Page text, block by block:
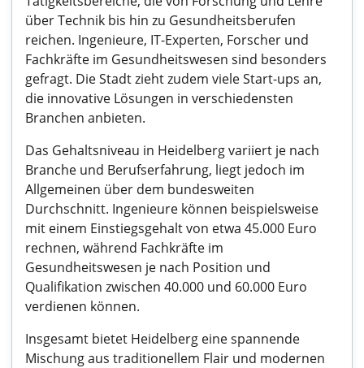
über Technik bis hin zu Gesundheitsberufen
reichen. Ingenieure, IT-Experten, Forscher und
Fachkräfte im Gesundheitswesen sind besonders
gefragt. Die Stadt zieht zudem viele Start-ups an,
die innovative Lösungen in verschiedensten
Branchen anbieten.
Das Gehaltsniveau in Heidelberg variiert je nach
Branche und Berufserfahrung, liegt jedoch im
Allgemeinen über dem bundesweiten
Durchschnitt. Ingenieure können beispielsweise
mit einem Einstiegsgehalt von etwa 45.000 Euro
rechnen, während Fachkräfte im
Gesundheitswesen je nach Position und
Qualifikation zwischen 40.000 und 60.000 Euro
verdienen können.
Insgesamt bietet Heidelberg eine spannende
Mischung aus traditionellem Flair und modernen